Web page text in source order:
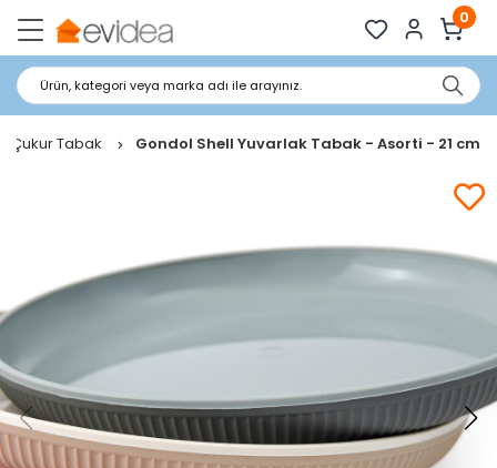
0
Ürün, kategori veya marka adı ile arayınız.
Çukur Tabak Gondol Shell Yuvarlak Tabak - Asorti - 21 cm